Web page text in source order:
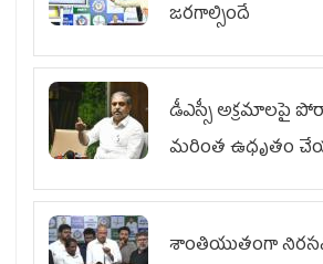
జరగాల్సిందే
డీఎస్సీ అక్రమాలపై
మరింత ఉధృతం
శాంతియుతంగా